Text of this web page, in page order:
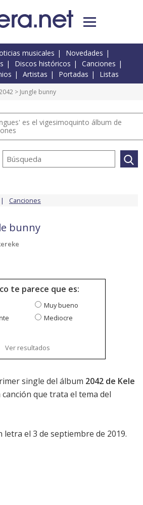
musicales
Novedades
Discos históricos
Canciones
Artistas Portadas Listas
> Jungle bunny
es el vigesimoquinto álbum de
Canciones
bunny
te parece que es:
Muy bueno
Mediocre
Ver resultados
single del álbum 2042 de Kele
canción que trata el tema del
letra el 3 de septiembre de 2019.